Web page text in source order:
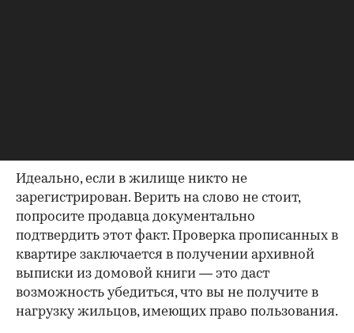
Идеально, если в жилище никто не
зарегистрирован. Верить на слово не стоит,
попросите продавца документально
подтвердить этот факт. Проверка прописанных в
квартире заключается в получении архивной
выписки из домовой книги — это даст
возможность убедиться, что вы не получите в
нагрузку жильцов, имеющих право пользования.